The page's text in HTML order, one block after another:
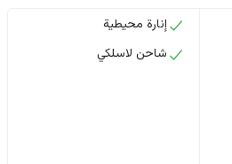
إنارة محيطية
شاحن لاسلكي